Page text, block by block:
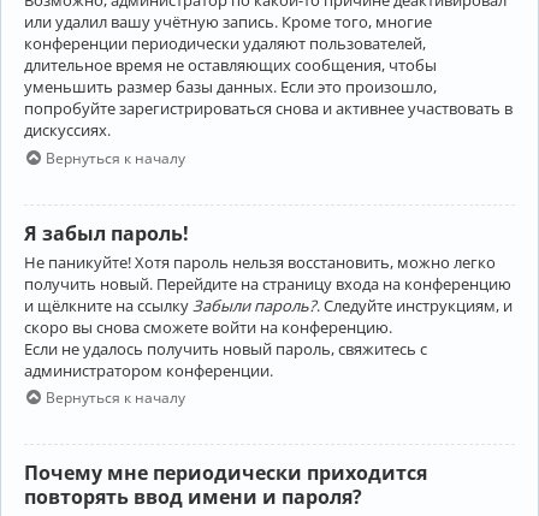
или удалил вашу учётную запись. Кроме того, многие
конференции периодически удаляют пользователей,
длительное время не оставляющих сообщения, чтобы
уменьшить размер базы данных. Если это произошло,
попробуйте зарегистрироваться снова и активнее участвовать в
дискуссиях.
Вернуться к началу
Я забыл пароль!
Не паникуйте! Хотя пароль нельзя восстановить, можно легко
получить новый. Перейдите на страницу входа на конференцию
и щёлкните на ссылку Забыли пароль?. Следуйте инструкциям, и
скоро вы снова сможете войти на конференцию.
Если не удалось получить новый пароль, свяжитесь с
администратором конференции.
Вернуться к началу
Почему мне периодически приходится
повторять ввод имени и пароля?